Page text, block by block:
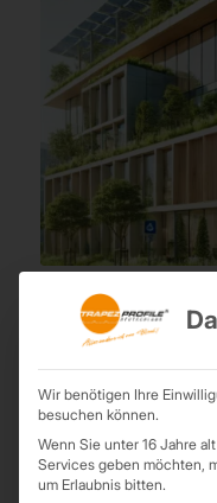
1. Oktober 2024
Auch 2024 fördert die
Wohneigentum, die
Heizungstausch.
Wir benötigen Ihre
besuchen können.
Wenn Sie unter 16 Jahre
Services geben möchten,
um Erlaubnis bitten.